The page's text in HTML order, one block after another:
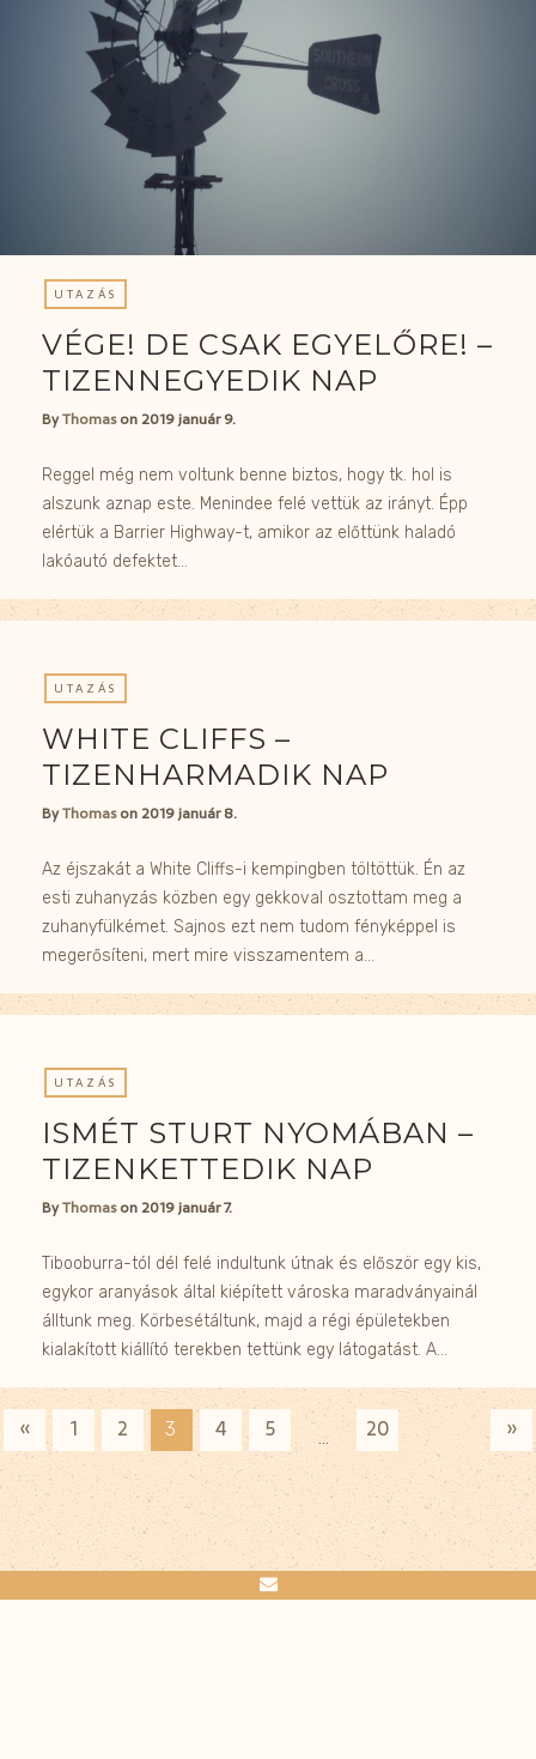
UTAZÁS
VÉGE! DE CSAK EGYELŐRE! –
TIZENNEGYEDIK NAP
ByThomas on2019 január 9.
Reggel még nem voltunk benne biztos, hogy tk. hol is
alszunk aznap este. Menindee felé vettük az irányt. Épp
elértük a Barrier Highway-t, amikor az előttünk haladó
lakóautó defektet…
UTAZÁS
WHITE CLIFFS –
TIZENHARMADIK NAP
ByThomas on2019 január 8.
Az éjszakát a White Cliffs-i kempingben töltöttük. Én az
esti zuhanyzás közben egy gekkoval osztottam meg a
zuhanyfülkémet. Sajnos ezt nem tudom fényképpel is
megerősíteni, mert mire visszamentem a…
UTAZÁS
ISMÉT STURT NYOMÁBAN –
TIZENKETTEDIK NAP
ByThomas on2019 január 7.
Tibooburra-tól dél felé indultunk útnak és először egy kis,
egykor aranyások által kiépített városka maradványainál
álltunk meg. Körbesétáltunk, majd a régi épületekben
kialakított kiállító terekben tettünk egy látogatást. A…
« 1 2 3 4 5 20 »